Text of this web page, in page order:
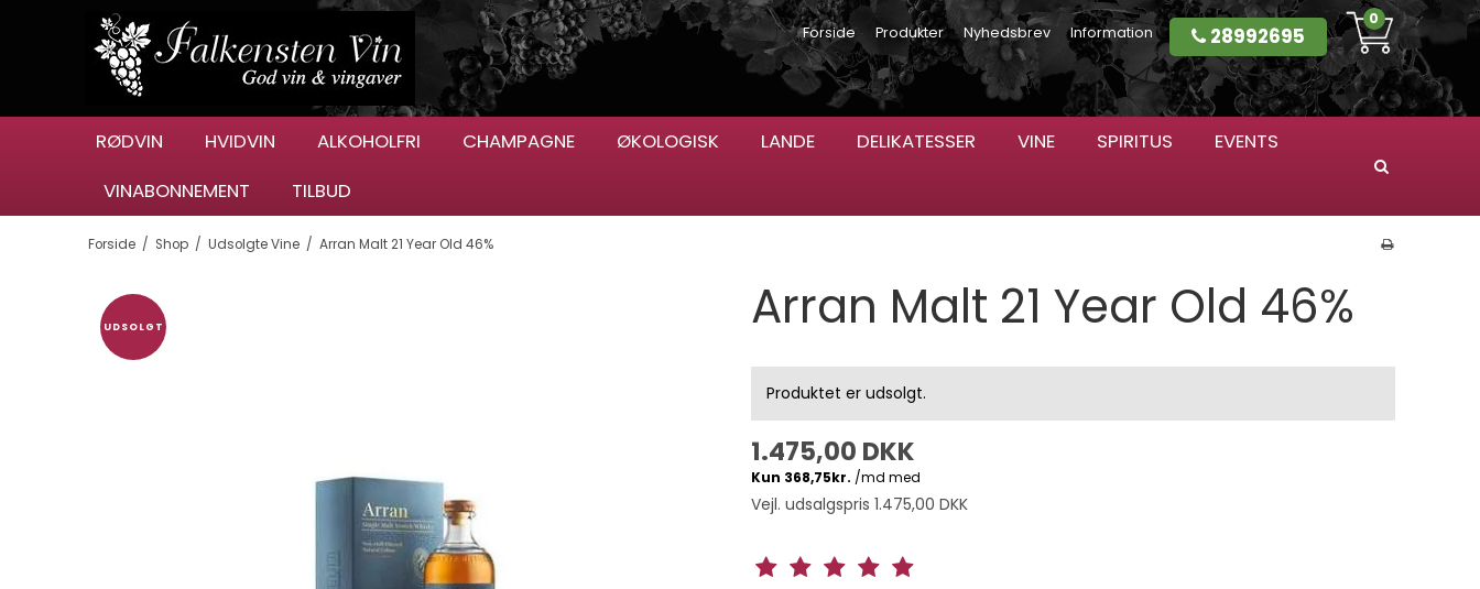
Forside Produkter Nyhedsbrev Information 28992695
0
RØDVIN HVIDVIN ALKOHOLFRI CHAMPAGNE ØKOLOGISK LANDE DELIKATESSER VINE SPIRITUS
EVENTS
VINABONNEMENT
TILBUD
Forside / Shop / Udsolgte Vine / Arran Malt 21 Year Old 46%
UDSOLGT Arran Malt 21 Year Old 46%
Produktet er udsolgt.
1.475,00 DKK
Vejl. udsalgspris 1.475,00 DKK